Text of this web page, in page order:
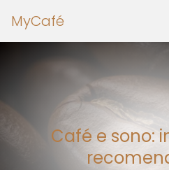
MyCafé
Café e sono: